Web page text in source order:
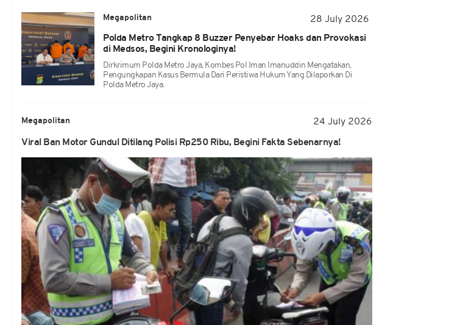
Megapolitan
28 July 2026
Polda Metro Tangkap 8 Buzzer Penyebar Hoaks dan Provokasi
di Medsos, Begini Kronologinya!
Dirkrimum Polda Metro Jaya, Kombes Pol Iman Imanuddin Mengatakan,
Pengungkapan Kasus Bermula Dari Peristiwa Hukum Yang Dilaporkan Di
Polda Metro Jaya.
Megapolitan 24 July 2026
Viral Ban Motor Gundul Ditilang Polisi Rp250 Ribu, Begini Fakta Sebenarnya!